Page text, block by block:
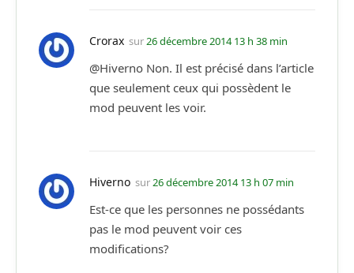
Crorax sur26 décembre 2014 13 h 38 min
@Hiverno Non. Il est précisé dans l’article
que seulement ceux qui possèdent le
mod peuvent les voir.
Hiverno sur26 décembre 2014 13 h 07 min
Est-ce que les personnes ne possédants
pas le mod peuvent voir ces
modifications?